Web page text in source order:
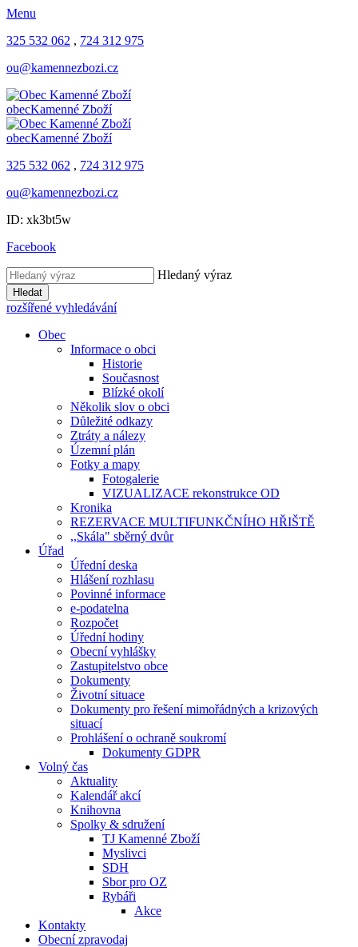
Menu
325 532 062 , 724 312 975
ou@kamennezbozi.cz
obecKamenné Zboží
obecKamenné Zboží
325 532 062 , 724 312 975
ou@kamennezbozi.cz
ID: xk3bt5w
Facebook
Hledaný výraz
Hledat
rozšířené vyhledávání
Obec
Informace o obci
Historie
Současnost
Blízké okolí
Několik slov o obci
Důležité odkazy
Ztráty a nálezy
Územní plán
Fotky a mapy
Fotogalerie
VIZUALIZACE rekonstrukce OD
Kronika
REZERVACE MULTIFUNKČNÍHO HŘIŠTĚ
,,Skála" sběrný dvůr
Úřad
Úřední deska
Hlášení rozhlasu
Povinné informace
e-podatelna
Rozpočet
Úřední hodiny
Obecní vyhlášky
Zastupitelstvo obce
Dokumenty
Životní situace
Dokumenty pro řešení mimořádných a krizových
situací
Prohlášení o ochraně soukromí
Dokumenty GDPR
Volný čas
Aktuality
Kalendář akcí
Knihovna
Spolky & sdružení
TJ Kamenné Zboží
Myslivci
SDH
Sbor pro OZ
Rybáři
Akce
Kontakty
Obecní zpravodaj